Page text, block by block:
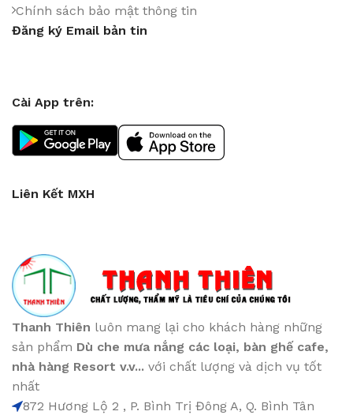
Chính sách bảo mật thông tin
Đăng ký Email bản tin
Cài App trên:
Liên Kết MXH
Thanh Thiên luôn mang lại cho khách hàng những
sản phẩm Dù che mưa nắng các loại, bàn ghế cafe,
nhà hàng Resort v.v... với chất lượng và dịch vụ tốt
nhất
872 Hương Lộ 2 , P. Bình Trị Đông A, Q. Bình Tân